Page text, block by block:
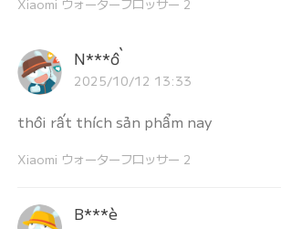
Xiaomi ウォーターフロッサー 2
N***ồ
2025/10/12 13:33
thôi rất thích sản phẩm nay
Xiaomi ウォーターフロッサー 2
B***è